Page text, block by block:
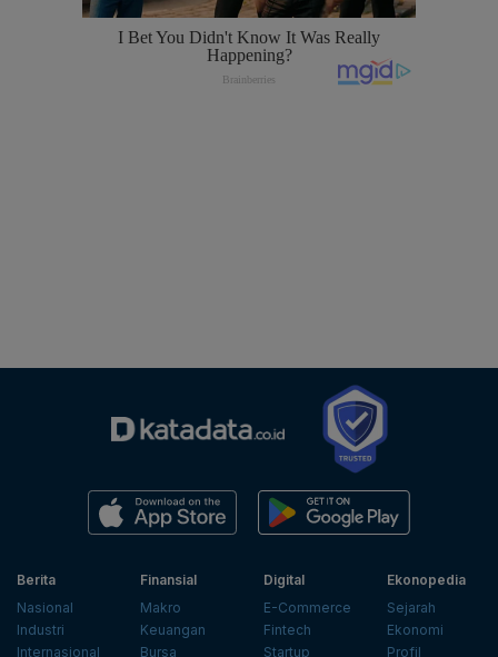
Berita
Nasional
Industri
Internasional
Finansial
Makro
Keuangan
Bursa
Digital
E-Commerce
Fintech
Startup
Ekonopedia
Sejarah
Ekonomi
Profil